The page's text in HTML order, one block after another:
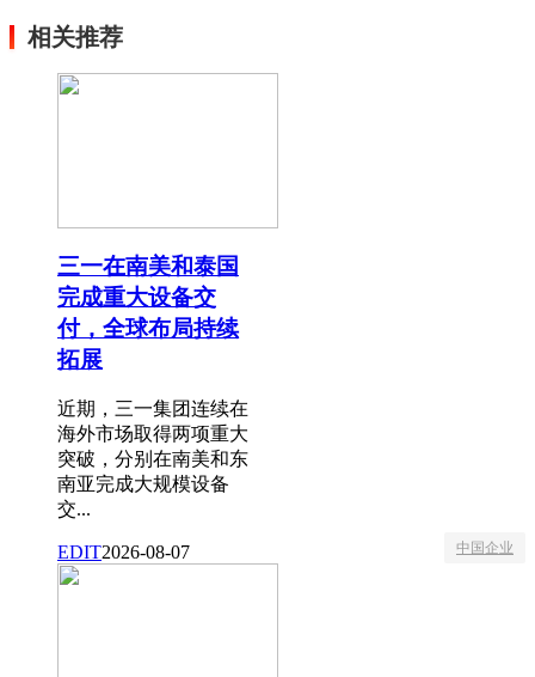
相关推荐
三一在南美和泰国
完成重大设备交
付，全球布局持续
拓展
近期，三一集团连续在
海外市场取得两项重大
突破，分别在南美和东
南亚完成大规模设备
交...
EDIT2026-08-07 中国企业